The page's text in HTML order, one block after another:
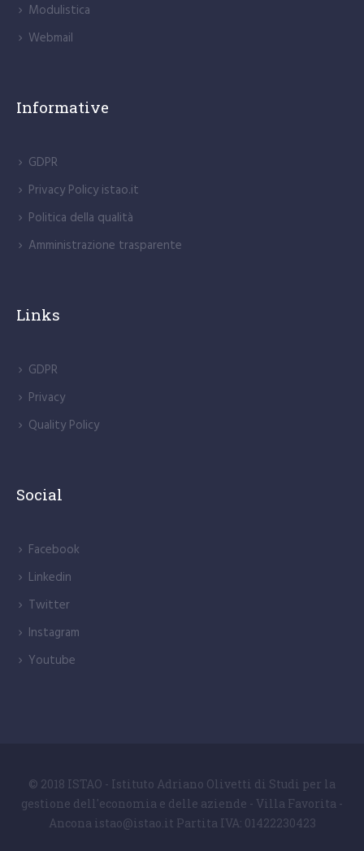
Modulistica
Webmail
Informative
GDPR
Privacy Policy istao.it
Politica della qualità
Amministrazione trasparente
Links
GDPR
Privacy
Quality Policy
Social
Facebook
Linkedin
Twitter
Instagram
Youtube
© 2018 ISTAO - Istituto Adriano Olivetti di Studi per la
gestione dell'economia e delle aziende - Villa Favorita -
Ancona istao@istao.it Partita IVA: 01422230423